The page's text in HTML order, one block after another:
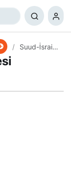
Suud-İsrail
0 Paylaş